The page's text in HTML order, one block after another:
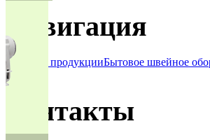
Навигация
О нашей продукцииБытовое швейное
лист
Контакты